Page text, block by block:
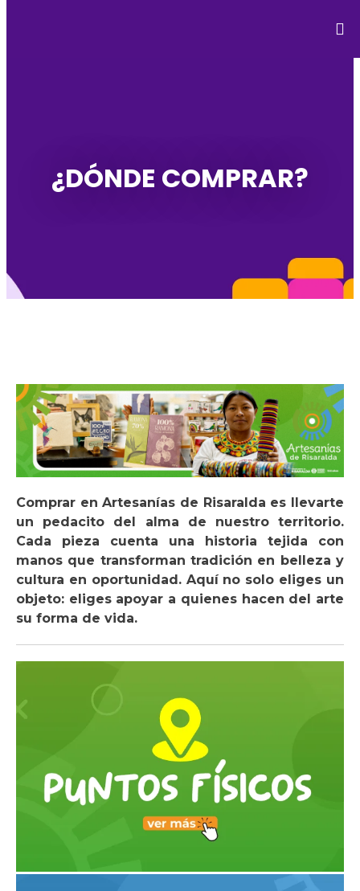
¿DÓNDE COMPRAR?
Comprar en Artesanías de Risaralda es llevarte
un pedacito del alma de nuestro territorio.
Cada pieza cuenta una historia tejida con
manos que transforman tradición en belleza y
cultura en oportunidad. Aquí no solo eliges un
objeto: eliges apoyar a quienes hacen del arte
su forma de vida.